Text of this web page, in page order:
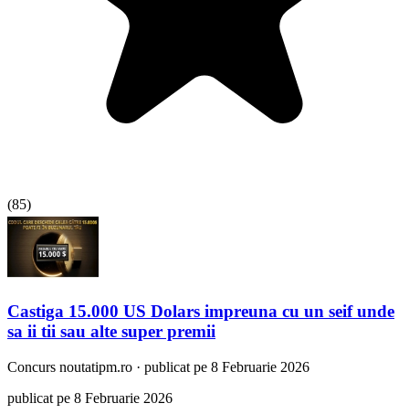
(85)
Castiga 15.000 US Dolars impreuna cu un seif unde
sa ii tii sau alte super premii
Concurs noutatipm.ro · publicat pe 8 Februarie 2026
publicat pe 8 Februarie 2026